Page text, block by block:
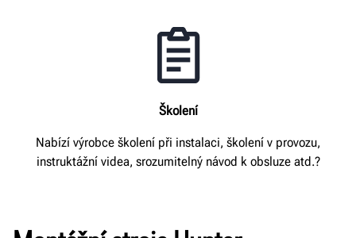
Školení
Nabízí výrobce školení při instalaci, školení v provozu,
instruktážní videa, srozumitelný návod k obsluze atd.?